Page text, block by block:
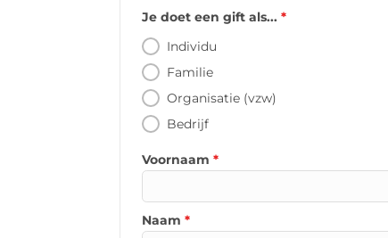
Je doet een gift als... *
Individu
Familie
Organisatie (vzw)
Bedrijf
Voornaam *
Naam *